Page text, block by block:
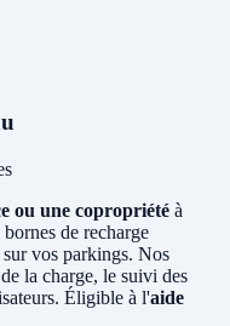
ou une copropriété à
de recharge
sur vos parkings. Nos
la charge, le suivi des
Éligible à l'aide